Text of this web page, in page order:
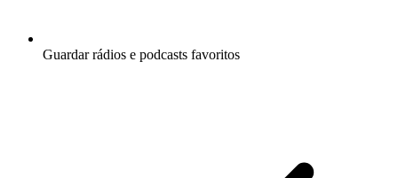
Guardar rádios e podcasts favoritos